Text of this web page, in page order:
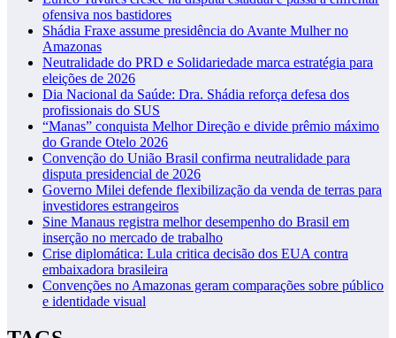
ofensiva nos bastidores
Shádia Fraxe assume presidência do Avante Mulher no
Amazonas
Neutralidade do PRD e Solidariedade marca estratégia para
eleições de 2026
Dia Nacional da Saúde: Dra. Shádia reforça defesa dos
profissionais do SUS
“Manas” conquista Melhor Direção e divide prêmio máximo
do Grande Otelo 2026
Convenção do União Brasil confirma neutralidade para
disputa presidencial de 2026
Governo Milei defende flexibilização da venda de terras para
investidores estrangeiros
Sine Manaus registra melhor desempenho do Brasil em
inserção no mercado de trabalho
Crise diplomática: Lula critica decisão dos EUA contra
embaixadora brasileira
Convenções no Amazonas geram comparações sobre público
e identidade visual